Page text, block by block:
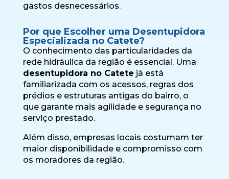
gastos desnecessários.
Por que Escolher uma Desentupidora
Especializada no Catete?
O conhecimento das particularidades da
rede hidráulica da região é essencial. Uma
desentupidora no Catete já está
familiarizada com os acessos, regras dos
prédios e estruturas antigas do bairro, o
que garante mais agilidade e segurança no
serviço prestado.
Além disso, empresas locais costumam ter
maior disponibilidade e compromisso com
os moradores da região.